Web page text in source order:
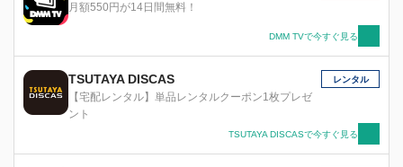
月額550円が14日間無料！
DMM TVで今すぐ見る
TSUTAYA DISCAS
【宅配レンタル】単品レンタルクーポン1枚プレゼ
ント
レンタル
TSUTAYA DISCASで今すぐ見る